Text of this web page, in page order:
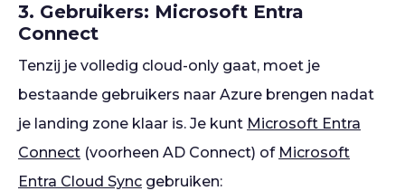
3. Gebruikers: Microsoft Entra
Connect
Tenzij je volledig cloud-only gaat, moet je
bestaande gebruikers naar Azure brengen nadat
je landing zone klaar is. Je kunt Microsoft Entra
Connect (voorheen AD Connect) of Microsoft
Entra Cloud Sync gebruiken: